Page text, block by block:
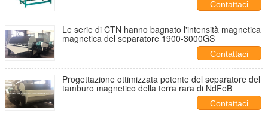
Contattaci
Le serie di CTN hanno bagnato l'intensità magnetica
magnetica del separatore 1900-3000GS
Contattaci
Progettazione ottimizzata potente del separatore del
tamburo magnetico della terra rara di NdFeB
Contattaci